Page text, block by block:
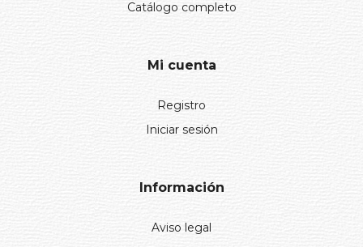
Catálogo completo
Mi cuenta
Registro
Iniciar sesión
Información
Aviso legal